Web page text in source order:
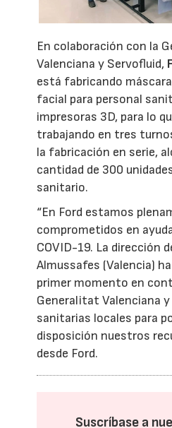
En colaboración con la
Valenciana y Servofluid,
está fabricando
facial para personal
impresoras 3D, para lo
trabajando en tres
la fabricación en serie,
cantidad de 300
sanitario.
“En Ford estamos
comprometidos en
COVID-19. La dirección
Almussafes (Valencia)
primer momento en
Generalitat Valenciana
sanitarias locales para
disposición nuestros
desde Ford.
Suscríbase a